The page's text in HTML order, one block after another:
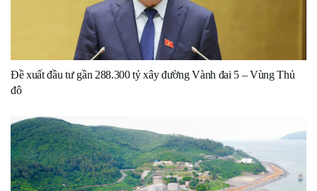
Đề xuất đầu tư gần 288.300 tỷ xây đường Vành đai 5 – Vùng Thủ
đô